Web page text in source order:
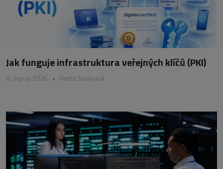
Jak funguje infrastruktura veřejných klíčů (PKI)
6. srpna 2026 • Petra Sasínová